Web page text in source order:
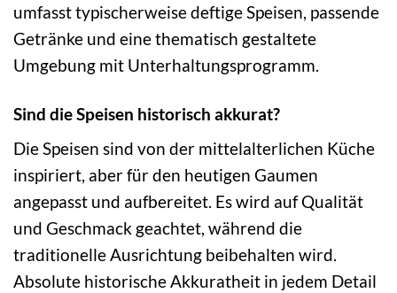
umfasst typischerweise deftige Speisen, passende
Getränke und eine thematisch gestaltete
Umgebung mit Unterhaltungsprogramm.
Sind die Speisen historisch akkurat?
Die Speisen sind von der mittelalterlichen Küche
inspiriert, aber für den heutigen Gaumen
angepasst und aufbereitet. Es wird auf Qualität
und Geschmack geachtet, während die
traditionelle Ausrichtung beibehalten wird.
Absolute historische Akkuratheit in jedem Detail